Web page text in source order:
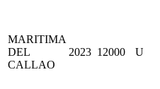
MARITIMA
DEL
CALLAO
2023 12000 U